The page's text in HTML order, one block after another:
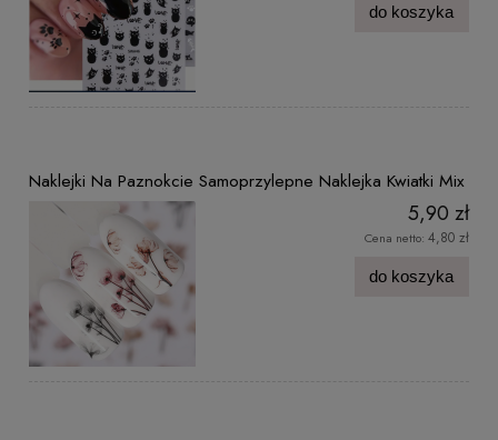
do koszyka
Naklejki Na Paznokcie Samoprzylepne Naklejka Kwiatki Mix
5,90 zł
Cena netto: 4,80 zł
do koszyka